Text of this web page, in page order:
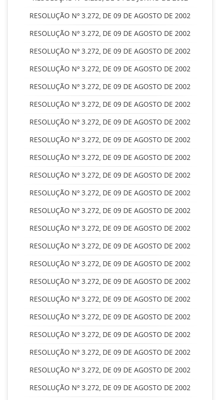
RESOLUÇÃO Nº 3.272, DE 09 DE AGOSTO DE 2002
RESOLUÇÃO Nº 3.272, DE 09 DE AGOSTO DE 2002
RESOLUÇÃO Nº 3.272, DE 09 DE AGOSTO DE 2002
RESOLUÇÃO Nº 3.272, DE 09 DE AGOSTO DE 2002
RESOLUÇÃO Nº 3.272, DE 09 DE AGOSTO DE 2002
RESOLUÇÃO Nº 3.272, DE 09 DE AGOSTO DE 2002
RESOLUÇÃO Nº 3.272, DE 09 DE AGOSTO DE 2002
RESOLUÇÃO Nº 3.272, DE 09 DE AGOSTO DE 2002
RESOLUÇÃO Nº 3.272, DE 09 DE AGOSTO DE 2002
RESOLUÇÃO Nº 3.272, DE 09 DE AGOSTO DE 2002
RESOLUÇÃO Nº 3.272, DE 09 DE AGOSTO DE 2002
RESOLUÇÃO Nº 3.272, DE 09 DE AGOSTO DE 2002
RESOLUÇÃO Nº 3.272, DE 09 DE AGOSTO DE 2002
RESOLUÇÃO Nº 3.272, DE 09 DE AGOSTO DE 2002
RESOLUÇÃO Nº 3.272, DE 09 DE AGOSTO DE 2002
RESOLUÇÃO Nº 3.272, DE 09 DE AGOSTO DE 2002
RESOLUÇÃO Nº 3.272, DE 09 DE AGOSTO DE 2002
RESOLUÇÃO Nº 3.272, DE 09 DE AGOSTO DE 2002
RESOLUÇÃO Nº 3.272, DE 09 DE AGOSTO DE 2002
RESOLUÇÃO Nº 3.272, DE 09 DE AGOSTO DE 2002
RESOLUÇÃO Nº 3.272, DE 09 DE AGOSTO DE 2002
RESOLUÇÃO Nº 3.272, DE 09 DE AGOSTO DE 2002